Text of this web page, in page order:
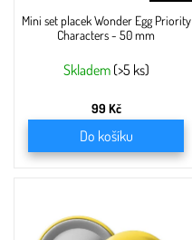
Mini set placek Wonder Egg Priority
Characters - 50 mm
Skladem (>5 ks)
99 Kč
Do košíku